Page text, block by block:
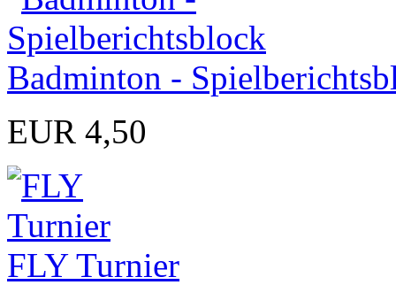
Badminton -
EUR 4,50
FLY Turnier